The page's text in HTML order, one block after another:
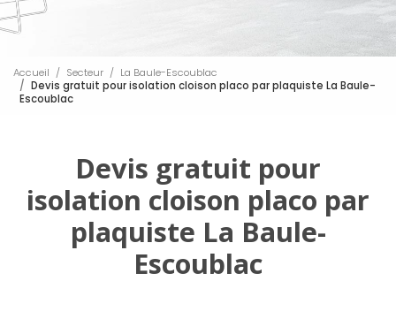
Accueil Secteur
La Baule-Escoublac
Devis gratuit pour isolation cloison placo par plaquiste La Baule-
Escoublac
Devis gratuit pour
isolation cloison placo par
plaquiste La Baule-
Escoublac